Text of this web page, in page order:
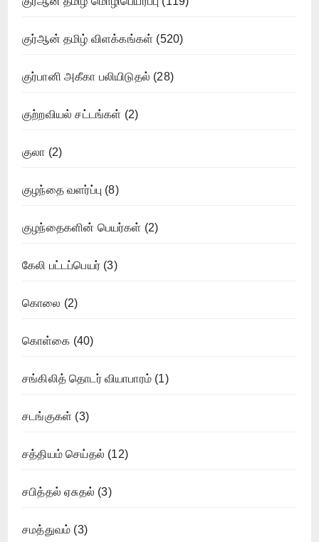
குர்ஆன் தமிழ் விளக்கங்கள் (520)
குர்பானி அகீகா பலியிடுதல் (28)
குற்றவியல் சட்டங்கள் (2)
குலா (2)
குழந்தை வளர்ப்பு (8)
குழந்தைகளின் பெயர்கள் (2)
கேலி பட்டப்பெயர் (3)
கொலை (2)
கொள்கை (40)
சங்கிலித் தொடர் வியாபாரம் (1)
சடங்குகள் (3)
சத்தியம் செய்தல் (12)
சபித்தல் ஏசுதல் (3)
சமத்துவம் (3)